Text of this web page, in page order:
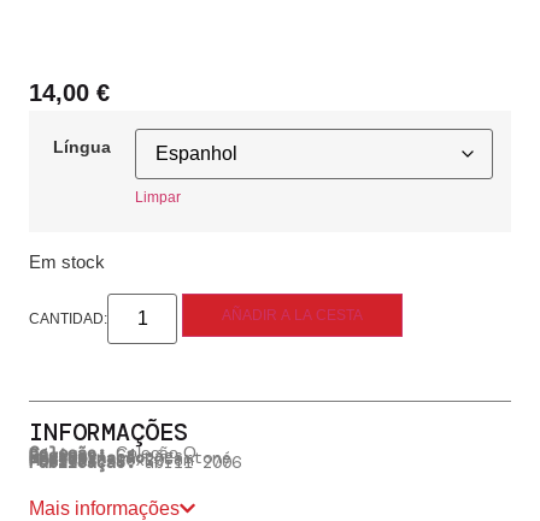
14,00 €
Língua
Limpar
Em stock
INFORMAÇÕES
Coleção:Coleção Q
Páginas:64 págs.
Encadernação:cartoné
Medidas:15x20 cm
Publicação:abril 2006
Mais informações